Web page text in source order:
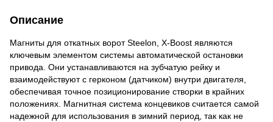
Описание
Магниты для откатных ворот Steelon, X-Boost являются
ключевым элементом системы автоматической остановки
привода. Они устанавливаются на зубчатую рейку и
взаимодействуют с герконом (датчиком) внутри двигателя,
обеспечивая точное позиционирование створки в крайних
положениях. Магнитная система концевиков считается самой
надежной для использования в зимний период, так как не